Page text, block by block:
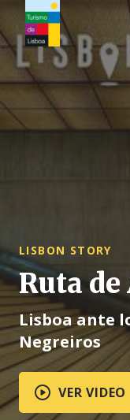
Logo de Turismo
LISBON STORY
Ruta
Lisboa ante
Negreiros
VER VIDEO